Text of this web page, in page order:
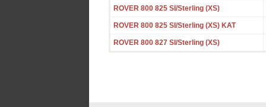
ROVER 800 825 SI/Sterling (XS)
ROVER 800 825 SI/Sterling (XS) KAT
ROVER 800 827 SI/Sterling (XS)